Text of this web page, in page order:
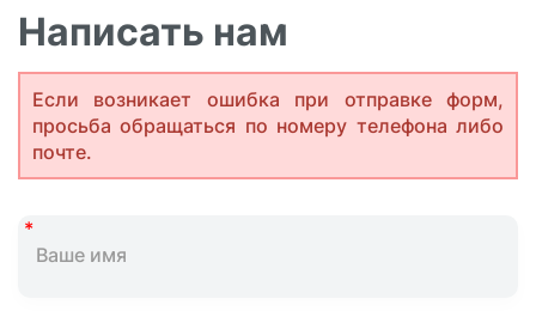
Написать нам
Если возникает ошибка при отправке форм,
просьба обращаться по номеру телефона либо
почте.